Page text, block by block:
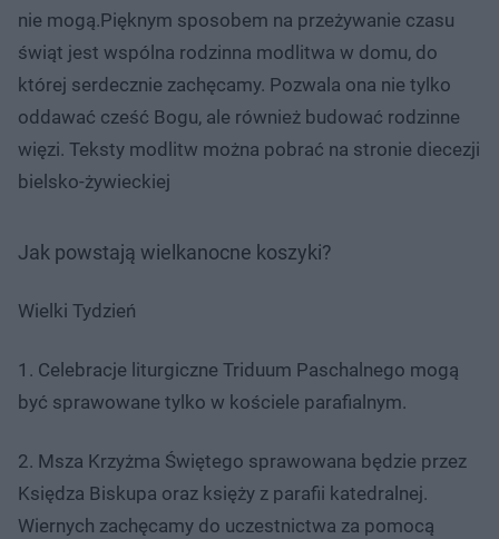
nie mogą.Pięknym sposobem na przeżywanie czasu
świąt jest wspólna rodzinna modlitwa w domu, do
której serdecznie zachęcamy. Pozwala ona nie tylko
oddawać cześć Bogu, ale również budować rodzinne
więzi. Teksty modlitw można pobrać na stronie diecezji
bielsko-żywieckiej
Jak powstają wielkanocne koszyki?
Wielki Tydzień
1. Celebracje liturgiczne Triduum Paschalnego mogą
być sprawowane tylko w kościele parafialnym.
2. Msza Krzyżma Świętego sprawowana będzie przez
Księdza Biskupa oraz księży z parafii katedralnej.
Wiernych zachęcamy do uczestnictwa za pomocą